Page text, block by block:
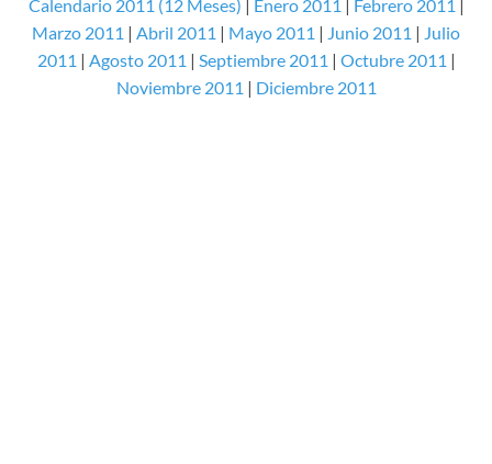
Calendario 2011 (12 Meses) | Enero 2011 | Febrero 2011 |
Marzo 2011 | Abril 2011 | Mayo 2011 | Junio 2011 | Julio
2011 | Agosto 2011 | Septiembre 2011 | Octubre 2011 |
Noviembre 2011 | Diciembre 2011